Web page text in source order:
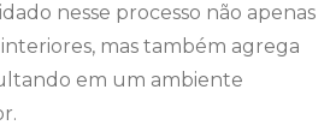
nesse processo não apenas
mas também agrega
em um ambiente